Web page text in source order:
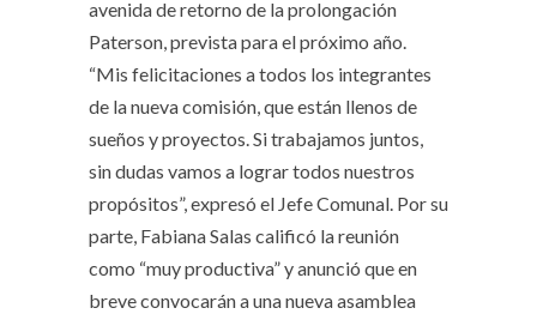
avenida de retorno de la prolongación
Paterson, prevista para el próximo año.
“Mis felicitaciones a todos los integrantes
de la nueva comisión, que están llenos de
sueños y proyectos. Si trabajamos juntos,
sin dudas vamos a lograr todos nuestros
propósitos”, expresó el Jefe Comunal. Por su
parte, Fabiana Salas calificó la reunión
como “muy productiva” y anunció que en
breve convocarán a una nueva asamblea